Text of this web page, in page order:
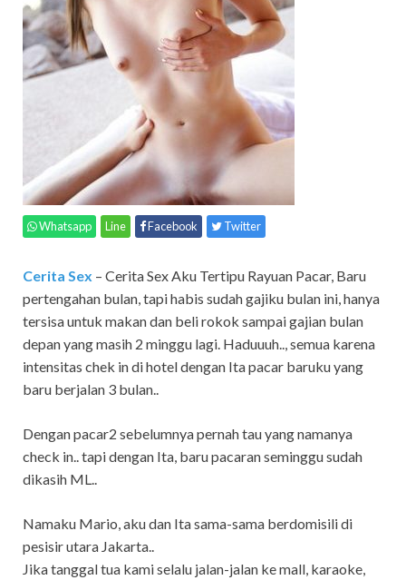
Whatsapp Line Facebook Twitter
Cerita Sex – Cerita Sex Aku Tertipu Rayuan Pacar, Baru
pertengahan bulan, tapi habis sudah gajiku bulan ini, hanya
tersisa untuk makan dan beli rokok sampai gajian bulan
depan yang masih 2 minggu lagi. Haduuuh.., semua karena
intensitas chek in di hotel dengan Ita pacar baruku yang
baru berjalan 3 bulan..
Dengan pacar2 sebelumnya pernah tau yang namanya
check in.. tapi dengan Ita, baru pacaran seminggu sudah
dikasih ML..
Namaku Mario, aku dan Ita sama-sama berdomisili di
pesisir utara Jakarta..
Jika tanggal tua kami selalu jalan-jalan ke mall, karaoke,